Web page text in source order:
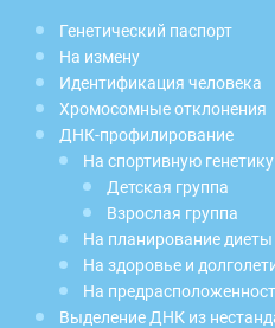
Генетический паспорт
На измену
Идентификация человека
Хромосомные отклонения
ДНК-профилирование
На спортивную генетику
Детская группа
Взрослая группа
На планирование диеты
На здоровье и
На
Выделение ДНК из